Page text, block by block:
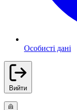
Особисті дані
Вийти